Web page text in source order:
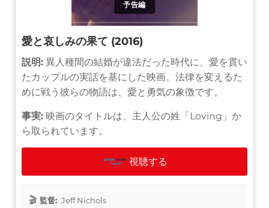
予告編
愛と哀しみの果て (2016)
説明: 異人種間の結婚が違法だった時代に、愛を貫い
たカップルの実話を基にした映画。法律を変えるた
めに戦う彼らの物語は、愛と勇気の象徴です。
事実: 映画のタイトルは、主人公の姓「Loving」か
ら取られています。
視聴する
監督: Jeff Nichols